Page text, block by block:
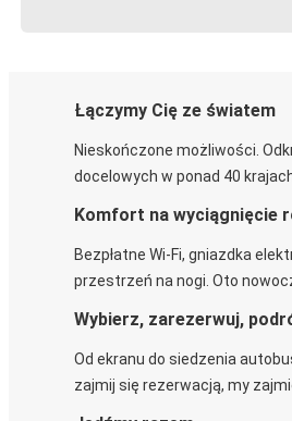
Łączymy Cię ze światem
Nieskończone możliwości.
docelowych w ponad 40
Komfort na wyciągnięcie
Bezpłatne Wi-Fi, gniazdka
przestrzeń na nogi. Oto
Wybierz, zarezerwuj,
Od ekranu do siedzenia
zajmij się rezerwacją, my